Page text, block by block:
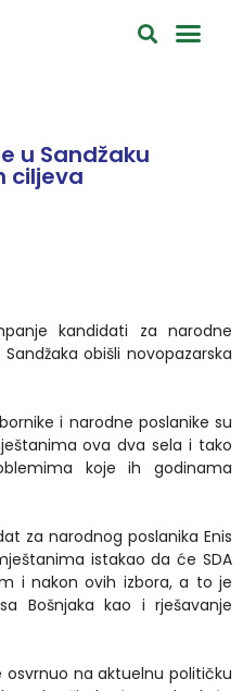
u Sandžaku
ciljeva
kandidati za narodne
obišli novopazarska
i narodne poslanike su
ova dva sela i tako
koje ih godinama
za narodnog poslanika Enis
istakao da će SDA
i nakon ovih izbora, a to je
Bošnjaka kao i rješavanje
na aktuelnu političku